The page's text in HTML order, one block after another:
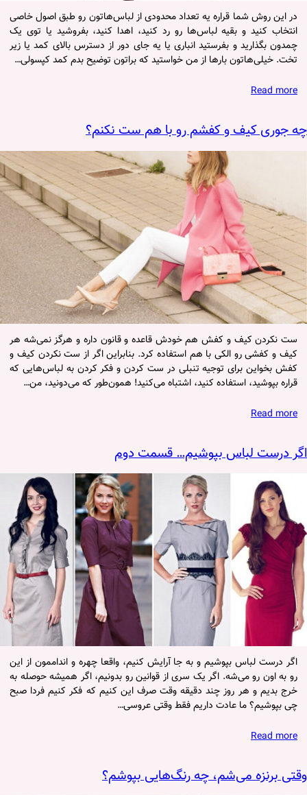
در این روش شما قراره یه تعداد محدودی از لباس‌هاتون رو طبق اصول خاصی
انتخاب کنید و بقیه لباس‌ها رو رد کنید، اهدا کنید، بفروشید یا توی یک
چمدون بگذارید و بفرستید انباری یا یه جای دور از دسترس بالای کمد یا زیر
تخت. خیلی‌هاتون بارها از من خواستید که براتون توضیح بدم کمد کپسولی…
Read more
چه جوری کیف و کفشم رو با هم ست نکنم؟
ست نکردن کیف و کفش هم خودش قاعده و قانون داره و هرگز نمی‌شه هر
کیف و کفشی رو الکی با هم استفاده کرد. بنابراین اگر از ست نکردن کیف و
کفش بخواین برای توجیه تنبلی در ست کردن و فکر کردن به لباس‌هایی که
قراره بپوشید، استفاده کنید، اشتباه می‌کنید! همون‌طور که می‌دونید، من…
Read more
اگر درست لباس بپوشیم… قسمت دوم
اگر درست لباس بپوشیم و به جا آرایش کنیم، واقعا چهره و انداممون از این
رو به اون رو می‌شه. اگر یک سری از قوانین رو بدونیم، اگر همیشه حوصله به
خرج بدیم و هر روز چند دقیقه وقت صرف این کنیم که فکر کنیم فردا صبح
چی بپوشیم؟ ما عادت داریم فقط وقتی عروسی…
Read more
وقتی برنزه می‌شم، چه رنگ‌هایی بپوشم؟